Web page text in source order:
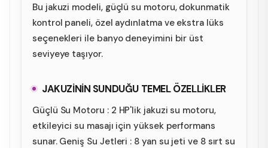
Bu jakuzi modeli, güçlü su motoru, dokunmatik
kontrol paneli, özel aydınlatma ve ekstra lüks
seçenekleri ile banyo deneyimini bir üst
seviyeye taşıyor.
JAKUZİNİN SUNDUĞU TEMEL ÖZELLİKLER
Güçlü Su Motoru : 2 HP'lik jakuzi su motoru,
etkileyici su masajı için yüksek performans
sunar. Geniş Su Jetleri : 8 yan su jeti ve 8 sırt su